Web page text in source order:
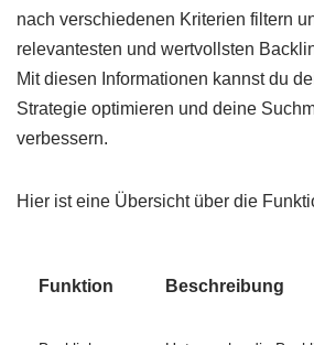
nach verschiedenen Kriterien filtern
relevantesten und wertvollsten
Mit diesen Informationen kannst du
Strategie optimieren und deine
verbessern.
Hier ist eine Übersicht über die
Funktion Beschreibung